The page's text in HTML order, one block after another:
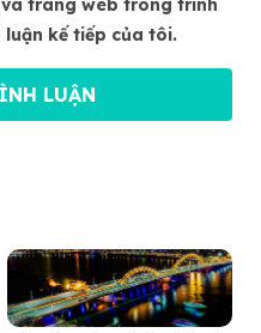
kế tiếp của tôi.